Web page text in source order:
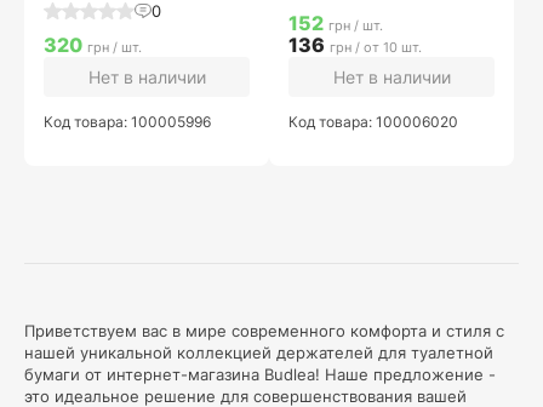
Приветствуем вас в мире современного комфорта и стиля с
нашей уникальной коллекцией держателей для туалетной
бумаги от интернет-магазина Budlea! Наше предложение -
это идеальное решение для совершенствования вашей
0
320 грн / шт.
Нет в наличии
Код товара: 100005996
152 грн / шт.
136 грн / от 10 шт.
Нет в наличии
Код товара: 100006020